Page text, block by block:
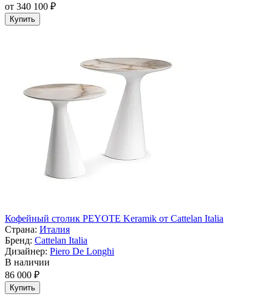
от 340 100 ₽
Купить
Кофейный столик PEYOTE Keramik от Cattelan Italia
Страна: Италия
Бренд: Cattelan Italia
Дизайнер: Piero De Longhi
В наличии
86 000 ₽
Купить